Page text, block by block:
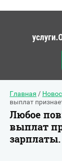
Главная /
выплат
Любое
выплат
зарплаты.